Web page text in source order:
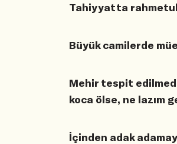
Tahiyyatta
Büyük camilerde
Mehir tespit
koca ölse, ne lazım
İçinden adak